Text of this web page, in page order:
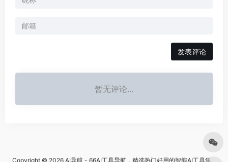
发表评论
暂无评论...
Copyright © 2026 AI导航 - 66AI工具导航，精选热门好用的智能AI工具集